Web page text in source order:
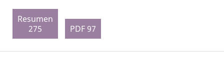
Resumen
275
PDF 97